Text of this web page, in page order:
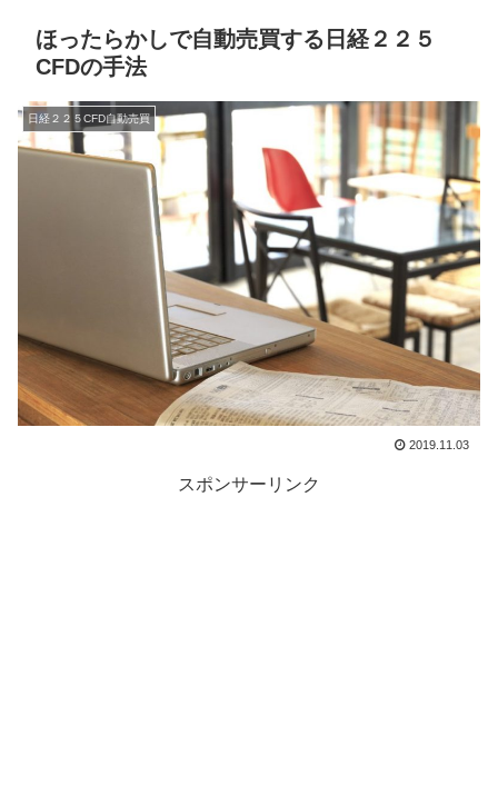
ほったらかしで自動売買する日経２２５
CFDの手法
日経２２５CFD自動売買
2019.11.03
スポンサーリンク